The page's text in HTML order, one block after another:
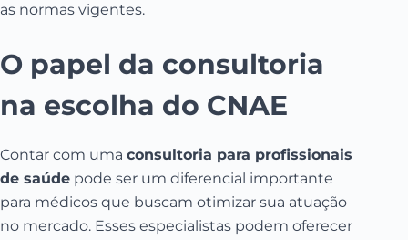
as normas vigentes.
O papel da consultoria
na escolha do CNAE
Contar com uma consultoria para profissionais
de saúde pode ser um diferencial importante
para médicos que buscam otimizar sua atuação
no mercado. Esses especialistas podem oferecer